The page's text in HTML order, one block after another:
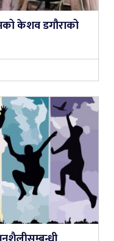
केशव डगौराको